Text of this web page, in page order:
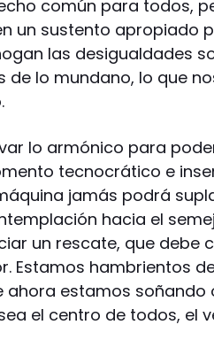
común para todos,
un sustento apropiado
las desigualdades
de lo mundano, lo que
lo armónico para
tecnocrático e
jamás podrá
hacia el
un rescate, que debe
Estamos hambrientos
ahora estamos
el centro de todos, el